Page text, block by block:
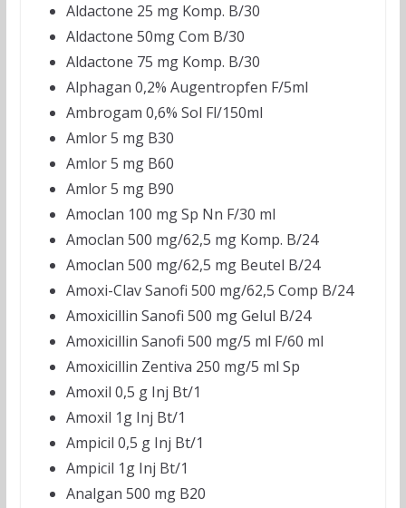
Aldactone 25 mg Komp. B/30
Aldactone 50mg Com B/30
Aldactone 75 mg Komp. B/30
Alphagan 0,2% Augentropfen F/5ml
Ambrogam 0,6% Sol Fl/150ml
Amlor 5 mg B30
Amlor 5 mg B60
Amlor 5 mg B90
Amoclan 100 mg Sp Nn F/30 ml
Amoclan 500 mg/62,5 mg Komp. B/24
Amoclan 500 mg/62,5 mg Beutel B/24
Amoxi-Clav Sanofi 500 mg/62,5 Comp B/24
Amoxicillin Sanofi 500 mg Gelul B/24
Amoxicillin Sanofi 500 mg/5 ml F/60 ml
Amoxicillin Zentiva 250 mg/5 ml Sp
Amoxil 0,5 g Inj Bt/1
Amoxil 1g Inj Bt/1
Ampicil 0,5 g Inj Bt/1
Ampicil 1g Inj Bt/1
Analgan 500 mg B20